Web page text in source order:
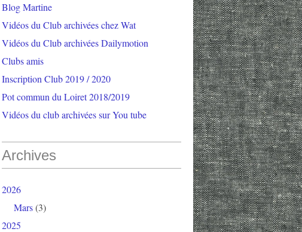
Blog Martine
Vidéos du Club archivées chez Wat
Vidéos du Club archivées Dailymotion
Clubs amis
Inscription Club 2019 / 2020
Pot commun du Loiret 2018/2019
Vidéos du club archivées sur You tube
Archives
2026
Mars(3)
2025